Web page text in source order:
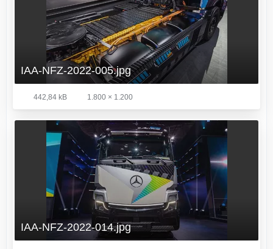
IAA-NFZ-2022-005.jpg
442,84 kB 1.800 × 1.200
IAA-NFZ-2022-014.jpg